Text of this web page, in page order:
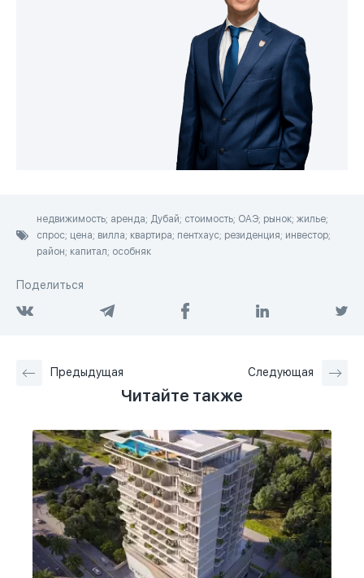
недвижимость; аренда; Дубай; стоимость; ОАЭ; рынок; жилье;
спрос; цена; вилла; квартира; пентхаус; резиденция; инвестор;
район; капитал; особняк
Поделиться
Предыдущая Следующая
Читайте также